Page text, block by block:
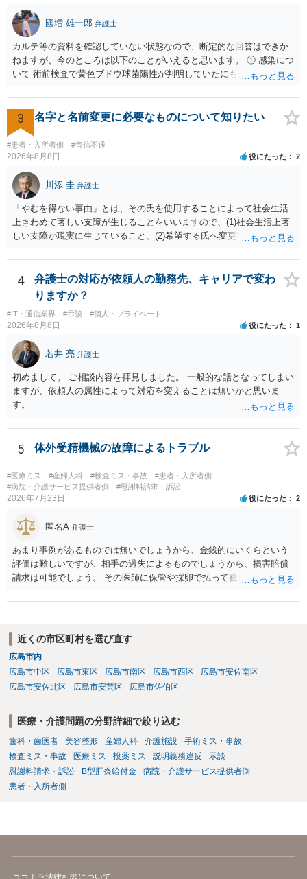
國増 雄一郎 弁護士
カルテ等の資料を確認していない状態なので、断定的な回答はできか
ねますが、今のところは以下のことがいえると思います。 ① 感染につ
いて 術前検査で黄色ブドウ球菌陽性が判明していたにもかかわらず、
的な医療水準に照らして相当でないと判断された場合には、相手方の
過失が認められる可能性があります。 当時の標準的な医療水準につい
ては、リサーチの必要性があると思います。 ② 肋軟骨採取について
仮に左右でリスクが著しくことなるという事実が立証できるのであれ
ば、それに関する説明や選択の機会が与えられなかったことは、説明
義務違反にあたり、慰謝料が請求できる可能性があります。 ③ 鼻孔縁
挙上について 施術内容に「鼻孔緑挙上」が含まれる合意がある事実
と、それを相手方が勝手に取りやめた事実を立証できれば、債務不履
行責任を追及できる可能性があります。 また術中の変更可能性に関す
る事前の説明がなされていないのであれば、説明義務違反にあたり、
これについても損害賠償請求できる可能性があります。 詳しくは、術
緑挙上が含まれる合意がある事実を推認させる事実になると思われま
す。 ④当初の手術費用の返金や、他院での修正手術費用についても補
失又は債務不履行（他に過失又は債務不履行がある場合はそれも含
費用）との間に相当因果関係が認められる場合は、補償を求めること
は可能です。 以上です。 何かあればご連絡ください。
3 名字と名前変更に必要なものについて知りたい
#患者・入所者側 #音信不通
2026年8月8日 役にたった 2
川添 圭 弁護士
「やむを得ない事由」とは、その氏を使用することによって社会生活
上きわめて著しい支障が生じることをいいますので、(1)社会生活上著
しい支障が現実に生じていること、(2)希望する氏へ変更できればその
できるかどうかがポイントです。 記録中に現れた一切の事情が判断対
象ですので、上記(1)と(2)を説明できる資料は全て（ただし理路整然
に）提出することが必要になります。「フラッシュバック」とのこと
なので、例えば、医学上確立されているPTSDの診断基準に合致した説
明とそれに沿う資料の提出が必要になってくるように思います。 精神
的・心理的な理由の氏変更は様々な意味でハードルがかなり高く、弁
護士へ依頼しても苦労することが強く予想されるところです。、もし
本人申立てをお考えであれば、医学知識はもちろん法律知識も要求さ
れますので、性急な申立てをせず、知識と資料をしっかりと揃えて、
万全の体制で申立てに臨んだ方がよいと思われます。
4
弁護士の対応が依頼人の勤務先、キャリアで変わ
りますか？
#IT・通信業界 #示談 #個人・プライベート
2026年8月8日 役にたった 1
若井 亮 弁護士
初めまして。 ご相談内容を拝見しました。 一般的な話となってしまい
ますが、依頼人の属性によって対応を変えることは無いかと思いま
す。
5 体外受精機械の故障によるトラブル
#医療ミス #産婦人科 #検査ミス・事故
#患者・入所者側
#病院・介護サービス提供者側
#慰謝料請求・訴訟
2026年7月23日 役にたった 2
匿名A 弁護士
あまり事例があるものでは無いでしょうから、金銭的にいくらという
評価は難しいですが、相手の過失によるものでしょうから、損害賠償
請求は可能でしょう。 その医師に保管や採卵で払って費用の返金＋α
思います。
近くの市区町村を選び直す
広島市内
広島市中区
広島市東区 広島市南区 広島市西区
広島市安佐南区
広島市安佐北区
広島市安芸区 広島市佐伯区
医療・介護問題の分野詳細で絞り込む
歯科・歯医者 美容整形 産婦人科 介護施設
手術ミス・事故
検査ミス・事故
医療ミス 投薬ミス 説明義務違反
示談
慰謝料請求・訴訟
B型肝炎給付金
病院・介護サービス提供者側
患者・入所者側
ココナラ法律相談について